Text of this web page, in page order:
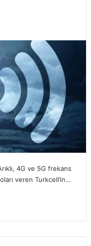
4G ve 5G frekans
veren Turkcell’in…